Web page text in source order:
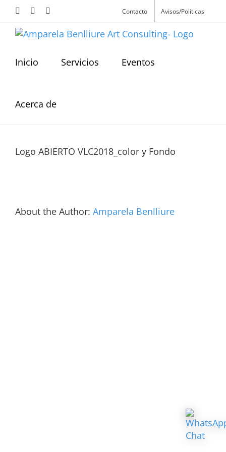
Skip
content
FacebookInstagram Contacto Avisos/Políticas
Inicio Servicios Eventos
Acerca de
Logo ABIERTO VLC2018_color y Fondo
About the Author: Amparela Benlliure